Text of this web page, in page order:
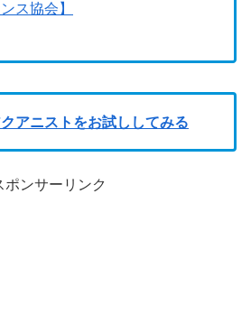
ス協会】
アニストをお試ししてみる
ポンサーリンク